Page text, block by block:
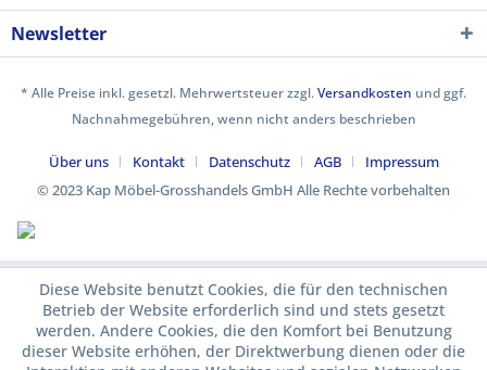
Newsletter
* Alle Preise inkl. gesetzl. Mehrwertsteuer zzgl.Versandkosten und ggf.
Nachnahmegebühren, wenn nicht anders beschrieben
Über uns Kontakt Datenschutz AGB
Impressum
© 2023 Kap Möbel-Grosshandels GmbH Alle Rechte vorbehalten
Diese Website benutzt Cookies, die für den technischen
Betrieb der Website erforderlich sind und stets gesetzt
werden. Andere Cookies, die den Komfort bei Benutzung
dieser Website erhöhen, der Direktwerbung dienen oder die